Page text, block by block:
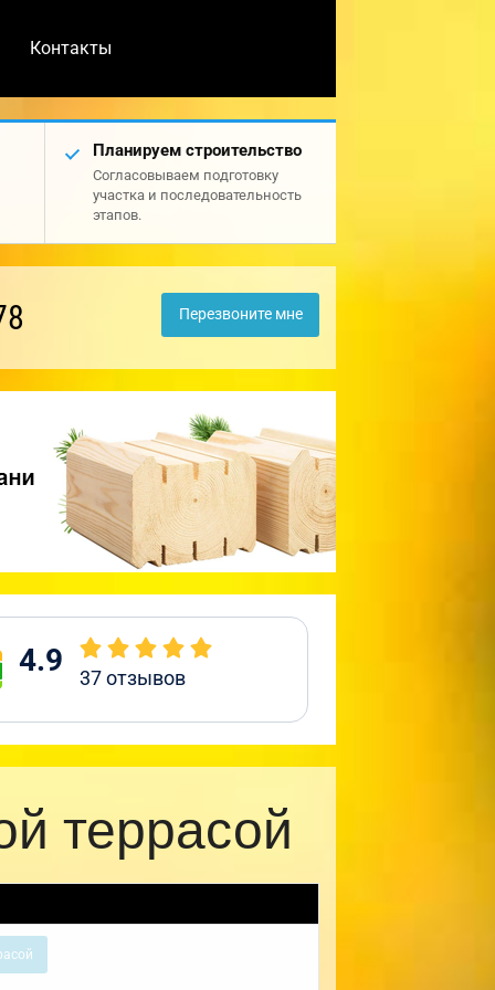
Контакты
Планируем строительство
Согласовываем подготовку
участка и последовательность
этапов.
Перезвоните мне
4.9 37отзывов
террасой